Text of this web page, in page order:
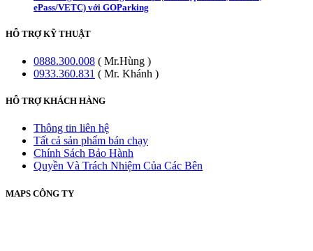
ePass/VETC) với GOParking
HỖ TRỢ KỸ THUẬT
0888.300.008 ( Mr.Hùng )
0933.360.831 ( Mr. Khánh )
HỖ TRỢ KHÁCH HÀNG
Thông tin liên hệ
Tất cả sản phẩm bán chạy
Chính Sách Bảo Hành
Quyền Và Trách Nhiệm Của Các Bên
MAPS CÔNG TY